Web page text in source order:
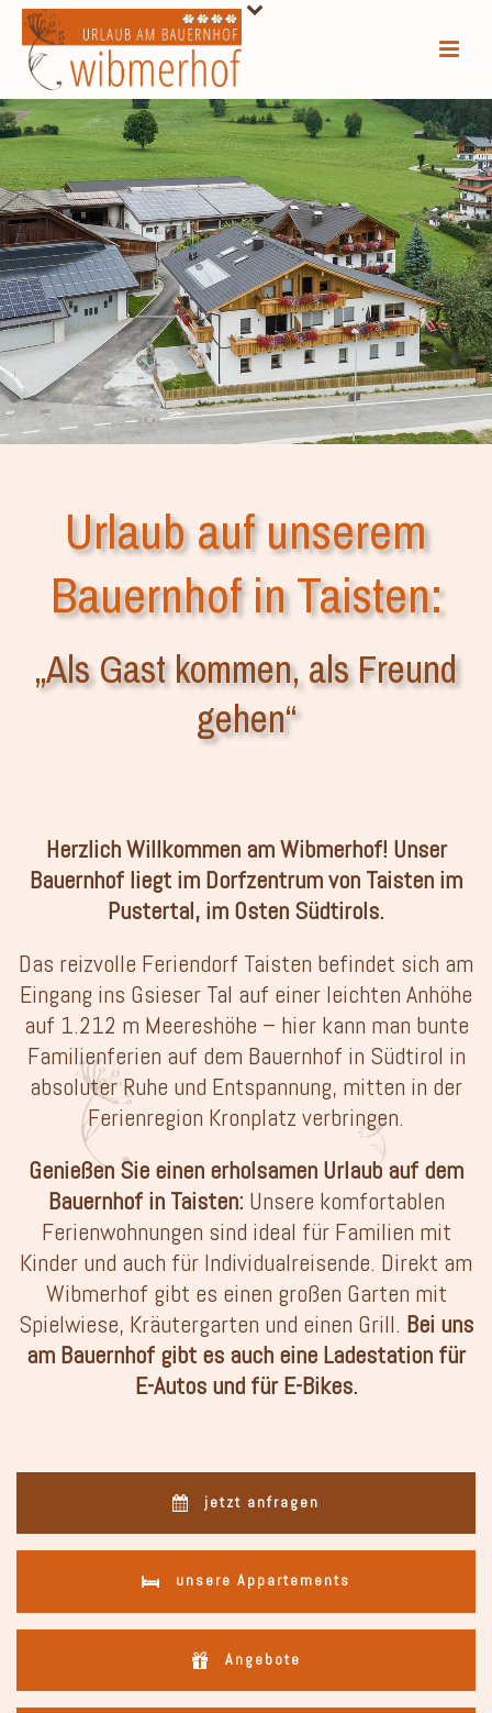
Urlaub auf unserem
Bauernhof in Taisten:
„Als Gast kommen, als Freund
gehen“
Herzlich Willkommen am Wibmerhof! Unser
Bauernhof liegt im Dorfzentrum von Taisten im
Pustertal, im Osten Südtirols.
Das reizvolle Feriendorf Taisten befindet sich am
Eingang ins Gsieser Tal auf einer leichten Anhöhe
auf 1.212 m Meereshöhe – hier kann man bunte
Familienferien auf dem Bauernhof in Südtirol in
absoluter Ruhe und Entspannung, mitten in der
Ferienregion Kronplatz verbringen.
Genießen Sie einen erholsamen Urlaub auf dem
Bauernhof in Taisten: Unsere komfortablen
Ferienwohnungen sind ideal für Familien mit
Kinder und auch für Individualreisende. Direkt am
Wibmerhof gibt es einen großen Garten mit
Spielwiese, Kräutergarten und einen Grill. Bei uns
am Bauernhof gibt es auch eine Ladestation für
E-Autos und für E-Bikes.
jetzt anfragen
unsere Appartements
Angebote